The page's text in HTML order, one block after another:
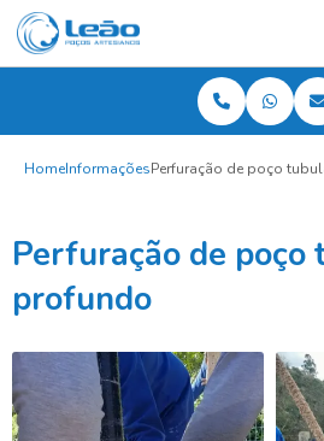
HomeInformaçõesPerfuração de poço
Perfuração de poço
profundo